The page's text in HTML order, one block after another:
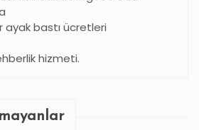
ayak bastı ücretleri
hizmeti.